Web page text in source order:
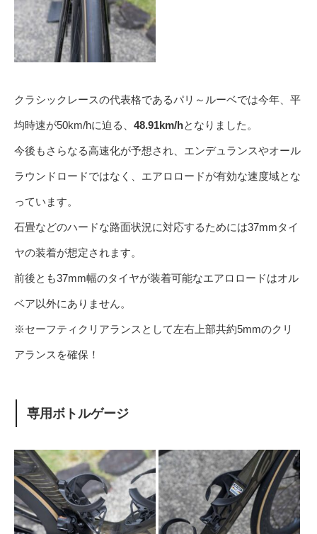
クラシックレースの代表格であるパリ～ルーベでは今年、平
均時速が50km/hに迫る、 48.91km/hとなりました。
今後もさらなる高速化が予想され、エンデュランスやオール
ラウンドロードではなく、エアロロードが有効な速度域とな
っています。
石畳などのハードな路面状況に対応するためには37mmタイ
ヤの装着が想定されます。
前後とも37mm幅のタイヤが装着可能なエアロロードはオル
ベア以外にありません。
※セーフティクリアランスとして左右上部共約5mmのクリ
アランスを確保！
専用ボトルゲージ